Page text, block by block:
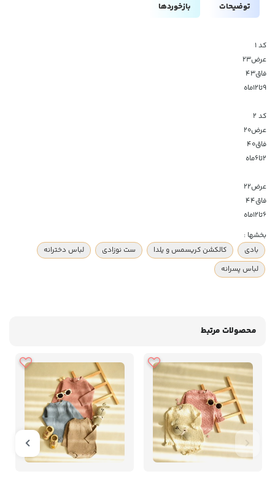
توضیحات بازخوردها
کد ۱
عرض۲۳
فاق۴۳
۹تا۱۲ماه
کد ۲
عرض۲۰
فاق۴۰
۲تا۶ماه
عرض۲۲
فاق۴۴
۶تا۱۲ماه
بخشها :
بادی
کالکشن کریسمس و یلدا ست نوزادی
لباس دخترانه
لباس پسرانه
محصولات مرتبط